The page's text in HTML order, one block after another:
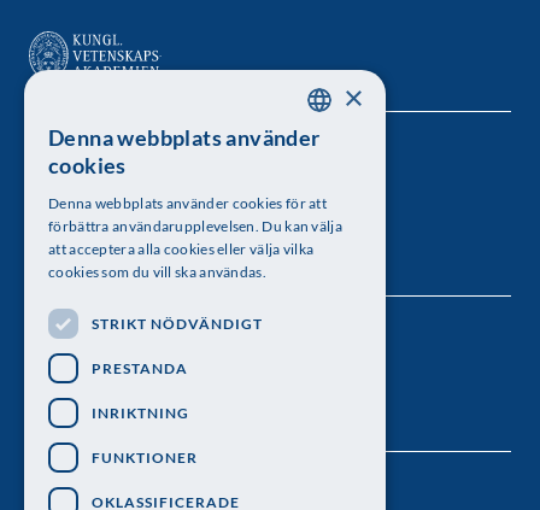
Kungl. Vetenskapsakademien
Besöksadress: Lilla Frescativägen 4A
Telefon: 08-673 95 00
Följ oss
SWEDISH
×
Denna webbplats använder
cookies
Denna webbplats använder cookies för att
förbättra användarupplevelsen. Du kan välja
att acceptera alla cookies eller välja vilka
cookies som du vill ska användas.
STRIKT NÖDVÄNDIGT
PRESTANDA
INRIKTNING
FUNKTIONER
OKLASSIFICERADE